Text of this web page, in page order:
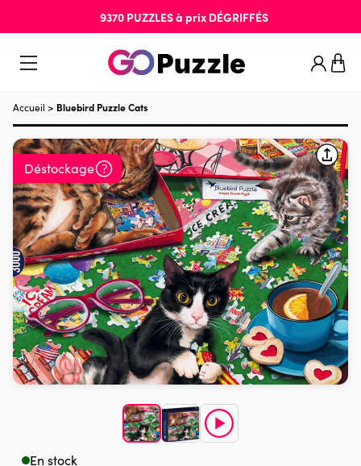
9370 PUZZLESà prix DÉGRIFFÉS
Accueil > Bluebird Puzzle Cats
Déstockage
En stock